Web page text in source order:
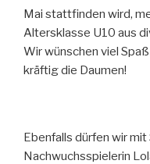
Mai stattfinden wird,
Altersklasse U10 aus
Wir wünschen viel
kräftig die Daumen!
Ebenfalls dürfen wir
Nachwuchsspielerin